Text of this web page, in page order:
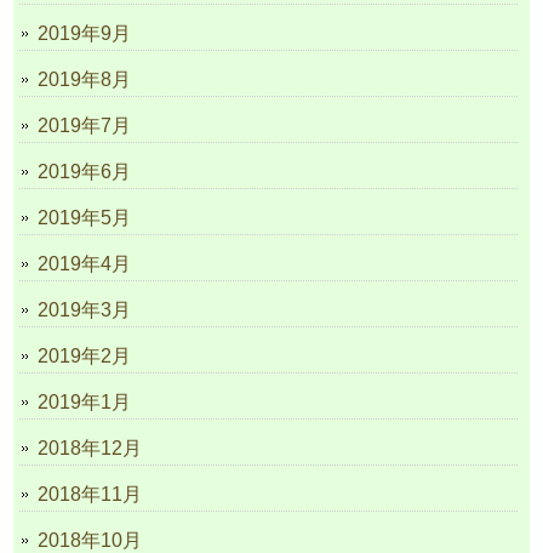
2019年9月
2019年8月
2019年7月
2019年6月
2019年5月
2019年4月
2019年3月
2019年2月
2019年1月
2018年12月
2018年11月
2018年10月